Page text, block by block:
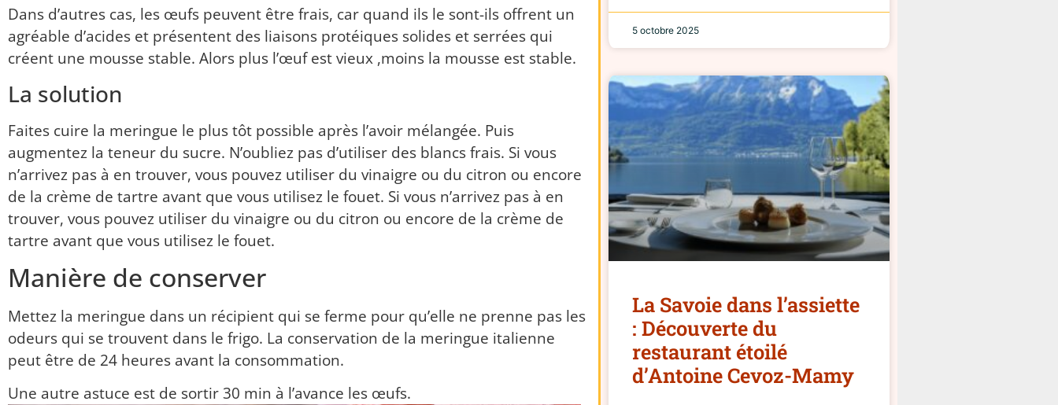
Dans d’autres cas, les œufs peuvent être frais, car quand ils le sont-ils offrent un
agréable d’acides et présentent des liaisons protéiques solides et serrées qui
créent une mousse stable. Alors plus l’œuf est vieux ,moins la mousse est stable.
La solution
Faites cuire la meringue le plus tôt possible après l’avoir mélangée. Puis
augmentez la teneur du sucre. N’oubliez pas d’utiliser des blancs frais. Si vous
n’arrivez pas à en trouver, vous pouvez utiliser du vinaigre ou du citron ou encore
de la crème de tartre avant que vous utilisez le fouet. Si vous n’arrivez pas à en
trouver, vous pouvez utiliser du vinaigre ou du citron ou encore de la crème de
tartre avant que vous utilisez le fouet.
Manière de conserver
Mettez la meringue dans un récipient qui se ferme pour qu’elle ne prenne pas les
odeurs qui se trouvent dans le frigo. La conservation de la meringue italienne
peut être de 24 heures avant la consommation.
Une autre astuce est de sortir 30 min à l’avance les œufs.
5 octobre 2025
La Savoie dans l’assiette
: Découverte du
restaurant étoilé
d’Antoine Cevoz-Mamy